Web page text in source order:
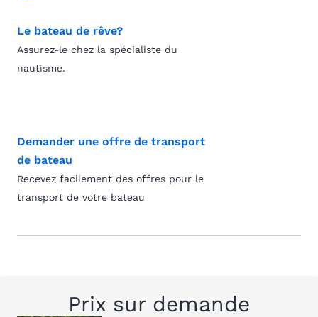
Le bateau de rêve?
Assurez-le chez la spécialiste du
nautisme.
Demander une offre de transport
de bateau
Recevez facilement des offres pour le
transport de votre bateau
Prix sur demande